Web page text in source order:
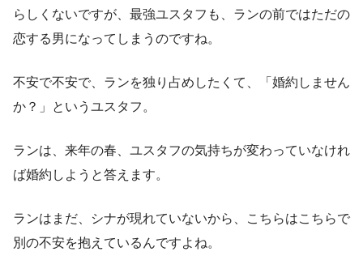
らしくないですが、最強ユスタフも、ランの前ではただの
恋する男になってしまうのですね。
不安で不安で、ランを独り占めしたくて、「婚約しません
か？」というユスタフ。
ランは、来年の春、ユスタフの気持ちが変わっていなけれ
ば婚約しようと答えます。
ランはまだ、シナが現れていないから、こちらはこちらで
別の不安を抱えているんですよね。